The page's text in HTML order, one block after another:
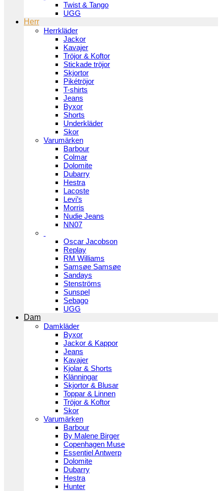
Twist & Tango
UGG
Herr
Herrkläder
Jackor
Kavajer
Tröjor & Koftor
Stickade tröjor
Skjortor
Pikétröjor
T-shirts
Jeans
Byxor
Shorts
Underkläder
Skor
Varumärken
Barbour
Colmar
Dolomite
Dubarry
Hestra
Lacoste
Levi’s
Morris
Nudie Jeans
NN07
Oscar Jacobson
Replay
RM Williams
Samsøe Samsøe
Sandays
Stenströms
Sunspel
Sebago
UGG
Dam
Damkläder
Byxor
Jackor & Kappor
Jeans
Kavajer
Kjolar & Shorts
Klänningar
Skjortor & Blusar
Toppar & Linnen
Tröjor & Koftor
Skor
Varumärken
Barbour
By Malene Birger
Copenhagen Muse
Essentiel Antwerp
Dolomite
Dubarry
Hestra
Hunter